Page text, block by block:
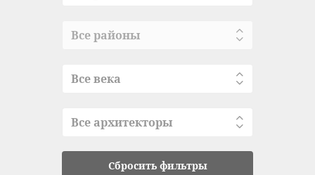
Все районы
Все века
Все архитекторы
Сбросить фильтры